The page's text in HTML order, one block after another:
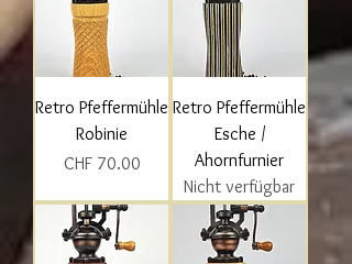
Retro Pfeffermühle
Robinie
Preis
CHF 70.00
Retro Pfeffermühle
Esche /
Ahornfurnier
Nicht verfügbar